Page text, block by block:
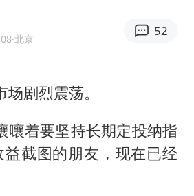
网约车司机充电时猝死保险拒赔
店主称换“青海拉面”招牌后生意更好
·北京
52
剧烈震荡。
嚷着要坚持长期定投纳指
益截图的朋友，现在已经